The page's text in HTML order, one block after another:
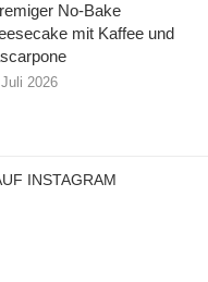
No-Bake
mit Kaffee und
2026
INSTAGRAM